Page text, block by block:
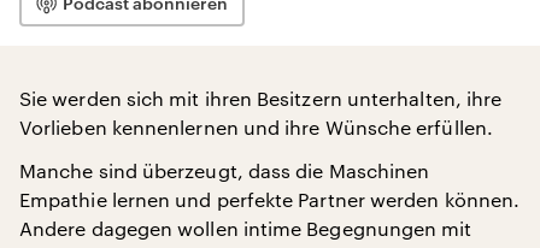
Sie werden sich mit ihren Besitzern unterhalten, ihre
Vorlieben kennenlernen und ihre Wünsche erfüllen.
Manche sind überzeugt, dass die Maschinen
Empathie lernen und perfekte Partner werden können.
Andere dagegen wollen intime Begegnungen mit